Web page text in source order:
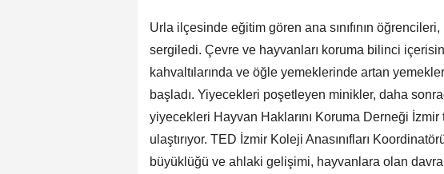
Urla ilçesinde eğitim gören ana sınıfının
sergiledi. Çevre ve hayvanları koruma bilinci
kahvaltılarında ve öğle yemeklerinde artan
başladı. Yiyecekleri poşetleyen minikler, daha
yiyecekleri Hayvan Haklarını Koruma Derneği
ulaştırıyor. TED İzmir Koleji Anasınıfları
büyüklüğü ve ahlaki gelişimi, hayvanlara olan